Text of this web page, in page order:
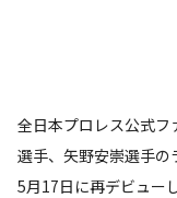
全日本プロレス公式フ
選手、矢野安崇選手の
5月17日に再デビュー